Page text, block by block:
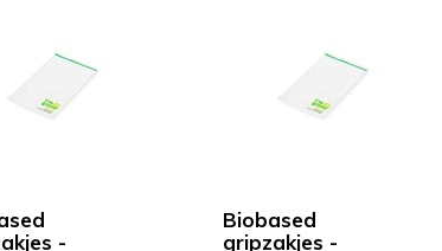
-
Biobased
gripzakjes -